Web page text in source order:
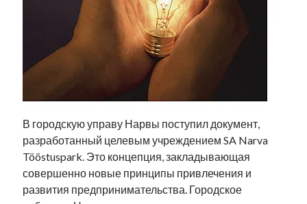
В городскую управу Нарвы поступил документ,
разработанный целевым учреждением SA Narva
Tööstuspark. Это концепция, закладывающая
совершенно новые принципы привлечения и
развития предпринимательства. Городское